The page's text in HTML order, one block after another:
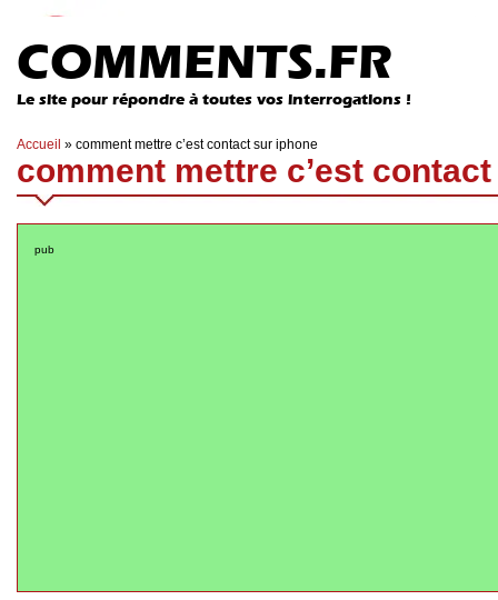
COMMENTS.FR
Le site pour répondre à toutes vos interrogations !
Accueil » comment mettre c’est contact sur iphone
comment mettre c’est
pub